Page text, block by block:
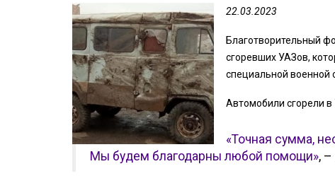
22.03.2023
Благотворительный
сгоревших УАЗов,
специальной военной
Автомобили сгорели
«Точная сумма,
Мы будем благодарны любой помощи»,